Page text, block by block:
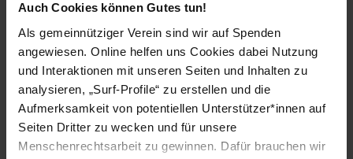
Auch Cookies können Gutes tun!
Als gemeinnütziger Verein sind wir auf Spenden
angewiesen. Online helfen uns Cookies dabei Nutzung
und Interaktionen mit unseren Seiten und Inhalten zu
analysieren, „Surf-Profile“ zu erstellen und die
Aufmerksamkeit von potentiellen Unterstützer*innen auf
Seiten Dritter zu wecken und für unsere
Menschenrechtsarbeit zu gewinnen. Dafür brauchen wir
entlassen. Das Berufungsgericht von Moundou hob ein
früheres Urteil des Hohen Gerichts auf und ließ alle Anklagen
gegen ihn fallen. Djeralar Miankeol war ursprünglich wegen
"Beleidigung der Justiz" verurteilt worden. Die Entscheidung
von Amnesty International und nach starkem Engagement
von Amnesty Internationals Büro für West- und Zentralafrika
sowie von weiteren Unterstützer_innen gefällt. Die Ehefrau
von Djeralar Miankeol bedankte sich bei allen